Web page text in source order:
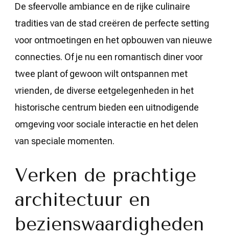
De sfeervolle ambiance en de rijke culinaire
tradities van de stad creëren de perfecte setting
voor ontmoetingen en het opbouwen van nieuwe
connecties. Of je nu een romantisch diner voor
twee plant of gewoon wilt ontspannen met
vrienden, de diverse eetgelegenheden in het
historische centrum bieden een uitnodigende
omgeving voor sociale interactie en het delen
van speciale momenten.
Verken de prachtige
architectuur en
bezienswaardigheden